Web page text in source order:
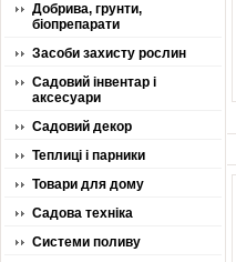
Добрива, грунти,
біопрепарати
Засоби захисту рослин
Садовий інвентар і
аксесуари
Садовий декор
Теплиці і парники
Товари для дому
Садова техніка
Системи поливу